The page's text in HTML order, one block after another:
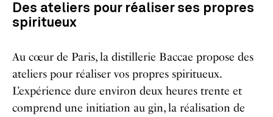
Des ateliers pour réaliser ses propres
spiritueux
Au cœur de Paris, la distillerie Baccae propose des
ateliers pour réaliser vos propres spiritueux.
L’expérience dure environ deux heures trente et
comprend une initiation au gin, la réalisation de